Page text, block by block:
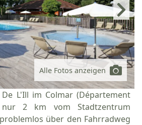
Alle Fotos anzeigen
L'Ill im Colmar (Département
nur 2 km vom Stadtzentrum
über den Fahrradweg